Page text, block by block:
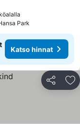
Park
Katso hinnat
Jaa